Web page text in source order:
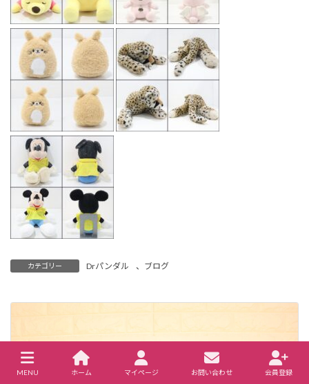
カテゴリー Drパンダル 、 ブログ
MENU ホーム マイページ お問い合わせ 会員登録